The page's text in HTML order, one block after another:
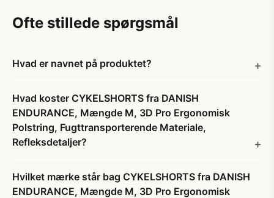
Ofte stillede spørgsmål
Hvad er navnet på produktet?
Hvad koster CYKELSHORTS fra DANISH
ENDURANCE, Mængde M, 3D Pro Ergonomisk
Polstring, Fugttransporterende Materiale,
Refleksdetaljer?
Hvilket mærke står bag CYKELSHORTS fra DANISH
ENDURANCE, Mængde M, 3D Pro Ergonomisk